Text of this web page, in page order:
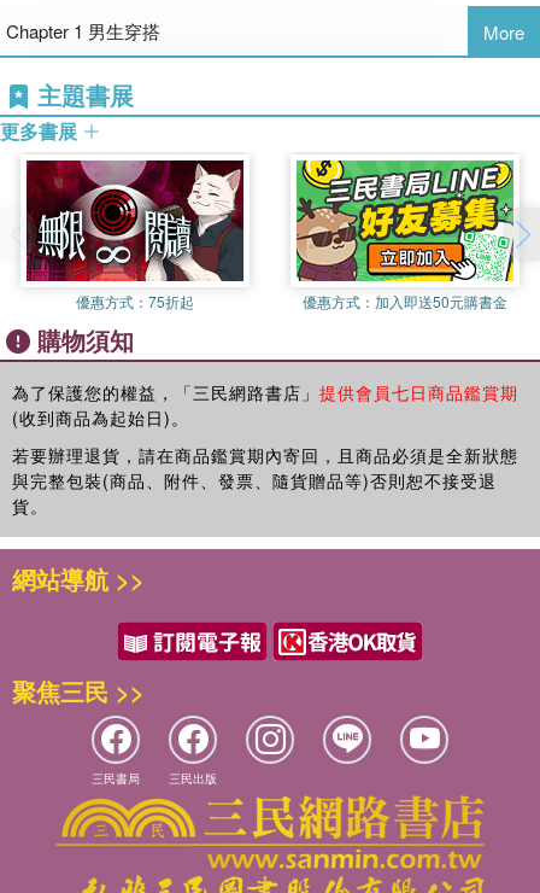
保養用品、飾品、鞋類、配件、以及美髮沙龍等等品項分門別類，
搭配上精美的插圖，以日語、外來語原文、中文、羅馬拼音一同表
的方式，一網打盡所有流行日語單字。除此之外，本書將
SHOPPING會話編入其中，希望讀者除了認識流行字彙之外，也
要的商品唷。
今天也美美的當個「OSHARE」女孩吧～！
Chapter 1 男生穿搭
Chapter 2 女生穿搭
實用日語會話――服飾篇
Chapter 3 美妝
實用日語會話――美容篇
Chapter 4 清潔保養
實用日語會話――保養篇
Chapter 5 髮
實用日語會話――頭髮篇
Chapter 6 鞋
Chapter 7 配件
實用日語會話――配件篇
實用日語會話――家電篇
Chapter 9 運動時尚
各式風格介紹
夏日浴衣特輯
流行相關常用語
常見日本標語
More
主題書展
更多書展
優惠方式： 75折起 優惠方式： 加入即送50元購書金
購物須知
為了保護您的權益，「三民網路書店」 提供會員七日商品鑑賞期
(收到商品為起始日)。
若要辦理退貨，請在商品鑑賞期內寄回，且商品必須是全新狀態
與完整包裝(商品、附件、發票、隨貨贈品等)否則恕不接受退
貨。
網站導航 >>
聚焦三民 >>
三民書局 三民出版